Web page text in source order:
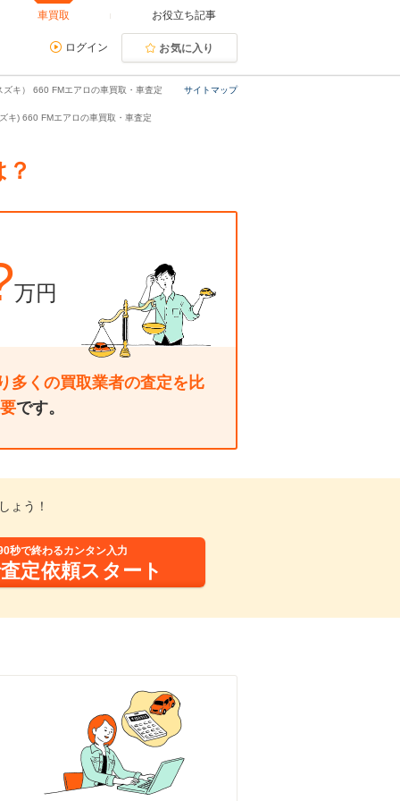
車買取 お役立ち記事
ログイン お気に入り
サイトマップ
ズキ） 660 FMエアロの車買取・車査定
キ) 660 FMエアロの車買取・車査定
万円
多くの買取業者の査定を比
です。
ょう！
秒で終わるカンタン入力
定依頼スタート